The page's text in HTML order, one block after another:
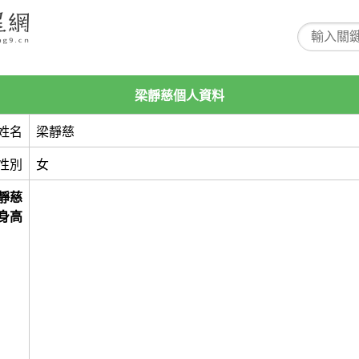
梁靜慈個人資料
名 梁靜慈
別 女
慈
高